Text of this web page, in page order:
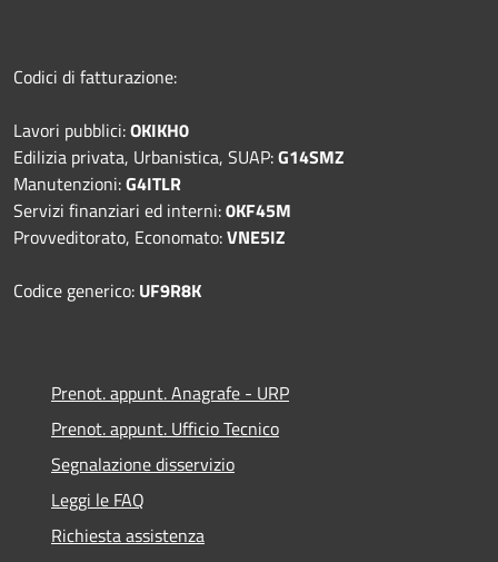
Codici di fatturazione:
Lavori pubblici:OKIKH0
Edilizia privata, Urbanistica, SUAP:G14SMZ
Manutenzioni:G4ITLR
Servizi finanziari ed interni:0KF45M
Provveditorato, Economato:VNE5IZ
Codice generico: UF9R8K
Prenot. appunt. Anagrafe - URP
Prenot. appunt. Ufficio Tecnico
Segnalazione disservizio
Leggi le FAQ
Richiesta assistenza